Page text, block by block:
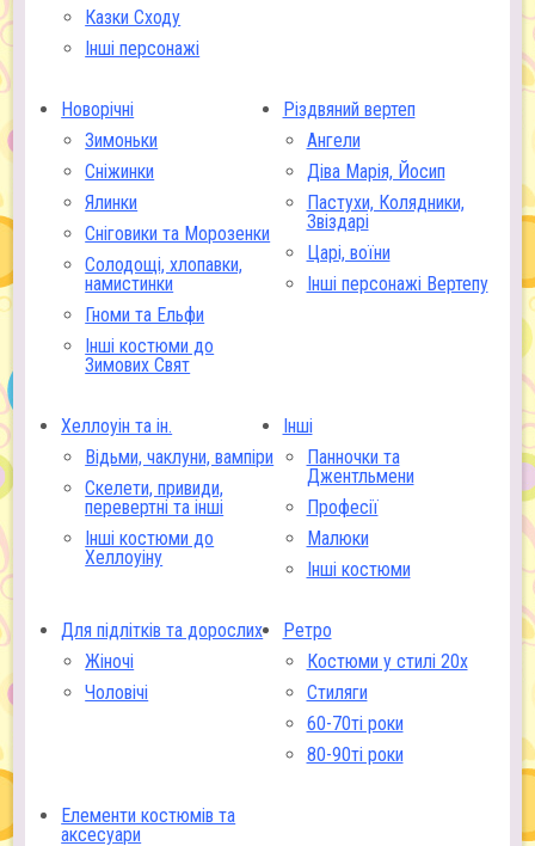
Казки Сходу
Інші персонажі
Новорічні
Зимоньки
Сніжинки
Ялинки
Сніговики та Морозенки
Солодощі, хлопавки,
намистинки
Гноми та Ельфи
Інші костюми до
Зимових Свят
Різдвяний вертеп
Ангели
Діва Марія, Йосип
Пастухи, Колядники,
Звіздарі
Царі, воїни
Інші персонажі Вертепу
Хеллоуін та ін.
Відьми, чаклуни, вампіри
Скелети, привиди,
перевертні та інші
Інші костюми до
Хеллоуіну
Інші
Панночки та
Джентльмени
Професії
Малюки
Інші костюми
Для підлітків та дорослих
Жіночі
Чоловічі
Ретро
Костюми у стилі 20х
Стиляги
60-70ті роки
80-90ті роки
Елементи костюмів та
аксесуари